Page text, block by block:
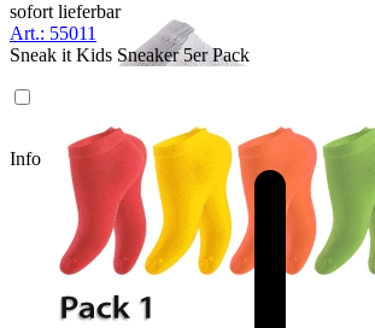
sofort lieferbar
Art.: 55011
Sneak it Kids Sneaker 5er Pack
Info